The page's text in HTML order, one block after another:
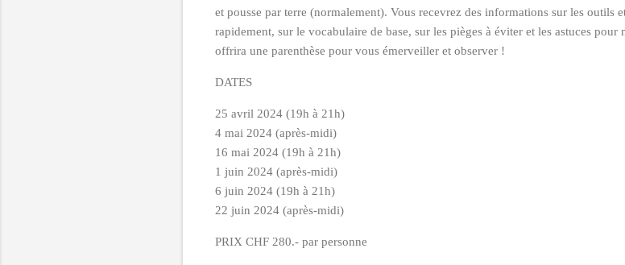
et pousse par terre (normalement). Vous recevrez des informations sur les outils
rapidement, sur le vocabulaire de base, sur les pièges à éviter et les astuces
offrira une parenthèse pour vous émerveiller et observer !
DATES
25 avril 2024 (19h à 21h)
4 mai 2024 (après-midi)
16 mai 2024 (19h à 21h)
1 juin 2024 (après-midi)
6 juin 2024 (19h à 21h)
22 juin 2024 (après-midi)
PRIX CHF 280.- par personne